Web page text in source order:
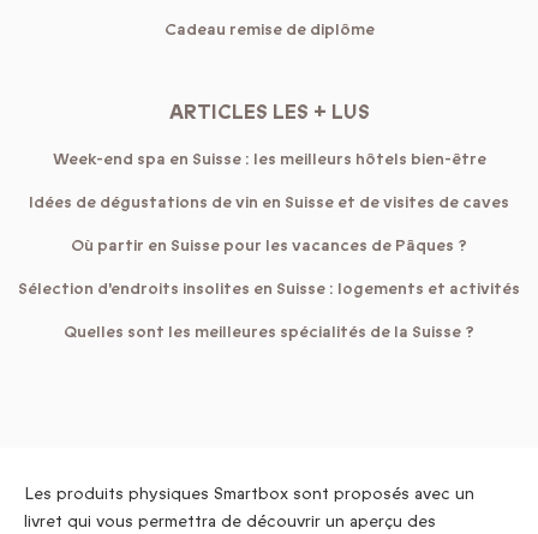
Cadeau remise de diplôme
ARTICLES LES + LUS
Week-end spa en Suisse : les meilleurs hôtels bien-être
Idées de dégustations de vin en Suisse et de visites de caves
Où partir en Suisse pour les vacances de Pâques ?
Sélection d'endroits insolites en Suisse : logements et activités
Quelles sont les meilleures spécialités de la Suisse ?
Les produits physiques Smartbox sont proposés avec un
livret qui vous permettra de découvrir un aperçu des